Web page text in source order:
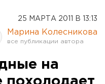
25 МАРТА 2011 В 13:13
Марина Колесникова
на